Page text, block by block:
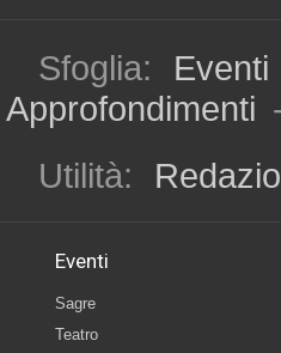
Sfoglia: Eventi
Approfondimenti
Utilità:
Eventi
Sagre
Teatro